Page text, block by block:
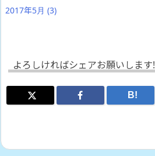
2017年5月 (3)
よろしければシェアお願いします!
B!